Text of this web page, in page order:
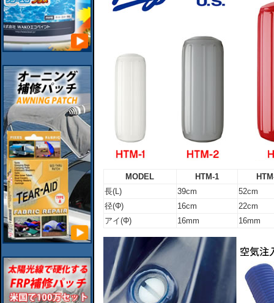
MODEL HTM-1
長(L)
39cm
52cm
径(Φ)
16cm
22cm
アイ(Φ)
16mm 16mm